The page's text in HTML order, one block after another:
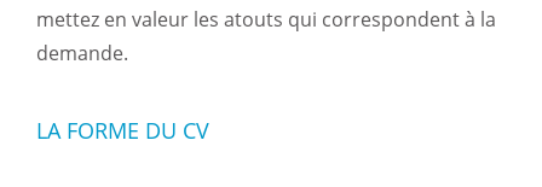
mettez en valeur les atouts qui correspondent à la
demande.
LA FORME DU CV